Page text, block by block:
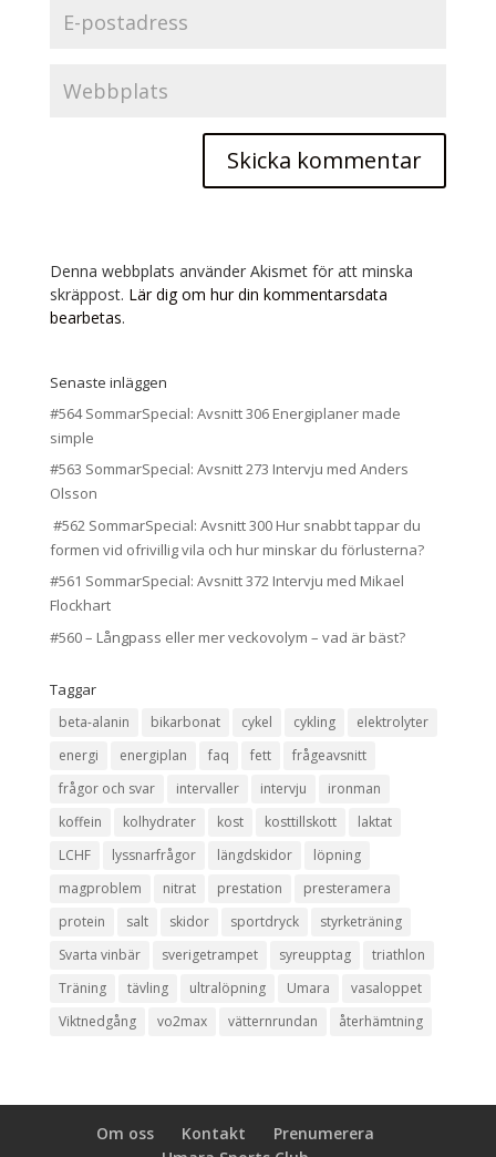
Denna webbplats använder Akismet för att minska
skräppost. Lär dig om hur din kommentarsdata
bearbetas.
Senaste inläggen
#564 SommarSpecial: Avsnitt 306 Energiplaner made
simple
#563 SommarSpecial: Avsnitt 273 Intervju med Anders
Olsson
#562 SommarSpecial: Avsnitt 300 Hur snabbt tappar du
formen vid ofrivillig vila och hur minskar du förlusterna?
#561 SommarSpecial: Avsnitt 372 Intervju med Mikael
Flockhart
#560 – Långpass eller mer veckovolym – vad är bäst?
Taggar
beta-alanin bikarbonat cykel cykling
elektrolyter
energi
energiplan faq fett
frågeavsnitt
frågor och svar
intervaller intervju
ironman
koffein
kolhydrater kost kosttillskott
laktat
LCHF
lyssnarfrågor längdskidor
löpning
magproblem
nitrat prestation
presteramera
protein
salt skidor sportdryck
styrketräning
Svarta vinbär
sverigetrampet syreupptag
triathlon
Träning
tävling ultralöpning Umara
vasaloppet
Viktnedgång
vo2max vätternrundan återhämtning
Om oss Kontakt
Prenumerera